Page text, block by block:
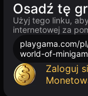
Osadź tę
Użyj tego linku,
internetowej za
playgama.com/
world-of-
Zaloguj